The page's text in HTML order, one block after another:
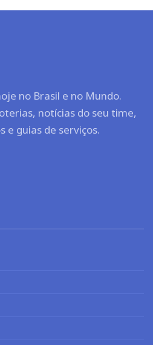
no Brasil e no Mundo.
notícias do seu time,
e guias de serviços.